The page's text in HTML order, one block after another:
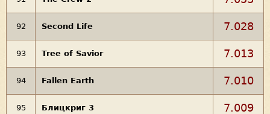
92 Second Life 7.028
93 Tree of Savior 7.013
94 Fallen Earth 7.010
95 Блицкриг 3 7.009